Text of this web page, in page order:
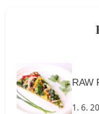
RAW
1. 6.